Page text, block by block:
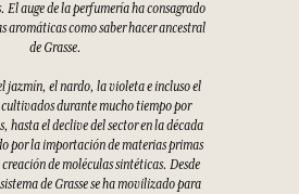
El auge de la perfumería ha consagrado
aromáticas como saber hacer ancestral
de Grasse.
jazmín, el nardo, la violeta e incluso el
durante mucho tiempo por
hasta el declive del sector en la década
por la importación de materias primas
de moléculas sintéticas. Desde
de Grasse se ha movilizado para